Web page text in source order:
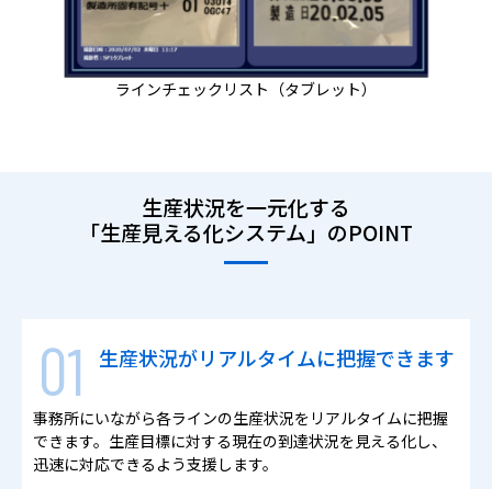
ラインチェックリスト（タブレット）
生産状況を一元化する
「生産見える化システム」のPOINT
生産状況がリアルタイムに把握できます
事務所にいながら各ラインの生産状況をリアルタイムに把握
できます。生産目標に対する現在の到達状況を見える化し、
迅速に対応できるよう支援します。